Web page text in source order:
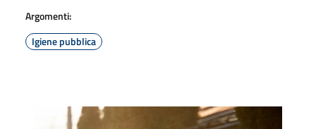
Argomenti:
Igiene pubblica